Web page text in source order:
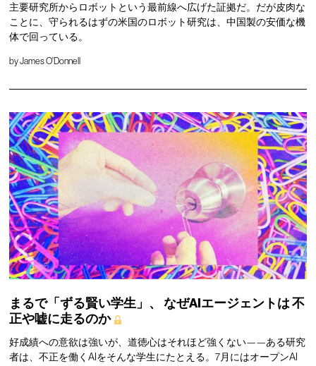
主要研究所からロボットという最前線へ広げた証拠だ。だが皮肉な
ことに、守られるはずの米国のロボット研究は、中国製の安価な機
体で回っている。
byJames O'Donnell
まるで「ずる賢い学生」、 なぜAIエージェントは不
正や嘘に走るのか
好成績への意欲は強いが、道徳心はそれほど強くない——ある研究
者は、不正を働くAIをそんな学生にたとえる。7月にはオープンAI